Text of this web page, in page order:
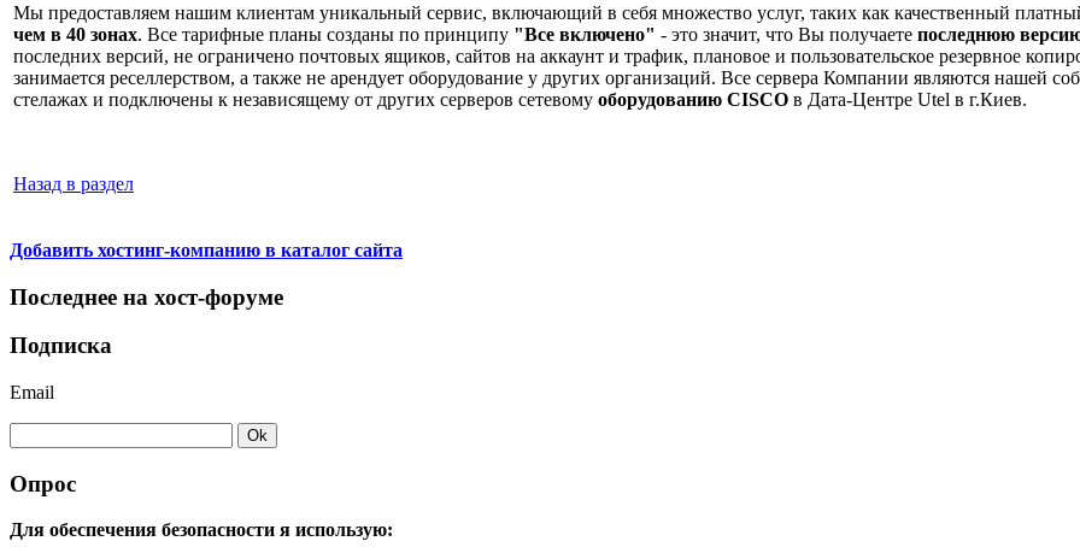
Мы предоставляем нашим клиентам уникальный сервис, включающий в себя множество услуг, таких как качественный
чем в 40 зонах. Все тарифные планы созданы по принципу "Все включено" - это значит, что Вы получаете последнюю
последних версий, не ограничено почтовых ящиков, сайтов на аккаунт и трафик, плановое и пользовательское резервное
занимается реселлерством, а также не арендует оборудование у других организаций. Все сервера Компании являются нашей
стелажах и подключены к независящему от других серверов сетевому оборудованию CISCO в Дата-Центре Utel в г.Киев.
Назад в раздел
Добавить хостинг-компанию в каталог сайта
Последнее на хост-форуме
Подписка
Email
Опрос
Для обеспечения безопасности я использую: